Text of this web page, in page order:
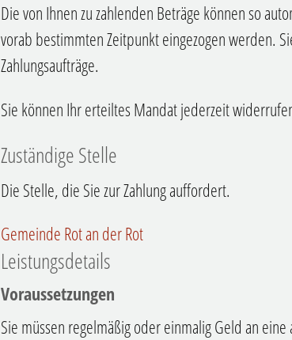
Die von Ihnen zu zahlenden Beträge können so
vorab bestimmten Zeitpunkt eingezogen werden.
Zahlungsaufträge.
Sie können Ihr erteiltes Mandat jederzeit
Zuständige Stelle
Die Stelle, die Sie zur Zahlung auffordert.
Gemeinde Rot an der Rot
Leistungsdetails
Voraussetzungen
Sie müssen regelmäßig oder einmalig Geld an